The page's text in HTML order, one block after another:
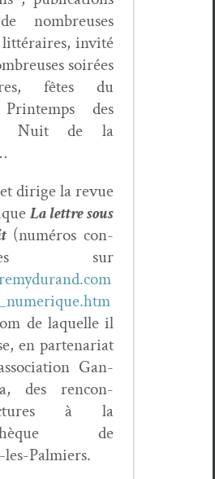
nom­breuses
invité
soirées
fêtes du
des
Nuit de la
dirige la revue
La let­tre sous
(numéros con­
sur
de laque­lle il
en parte­nar­i­at
Gan­
des ren­con­
à la
de
Palmiers.